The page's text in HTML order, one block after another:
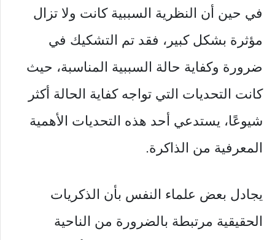
في حين أن النظرية السببية كانت ولا تزال
مؤثرة بشكل كبير، فقد تم التشكيك في
ضرورة وكفاية حالة السببية المناسبة، حيث
كانت التحديات التي تواجه كفاية الحالة أكثر
شيوعًا، يستدعي أحد هذه التحديات الأهمية
المعرفية من الذاكرة.
يجادل بعض علماء النفس بأن الذكريات
الحقيقية مرتبطة بالضرورة من الناحية